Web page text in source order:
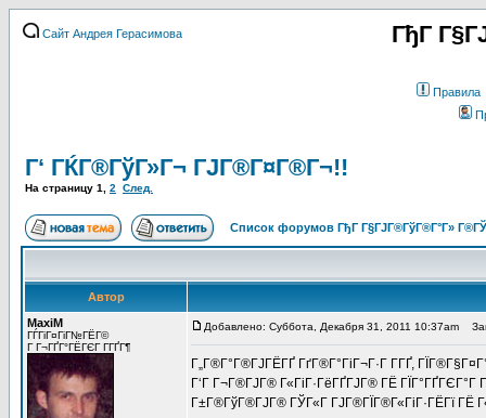
Сайт Андрея Герасимова ГђГ
Правила
Г‘ ГЌГ®ГўГ»Г¬ ГЈГ®Г¤Г®Г¬!!
На страницу 1 2 След.
Список форумов ГђГ Г§ГЈГ®ГўГ®Г°Г»
Автор
MaxiM
ГЃГіГ¤ГіГ№ГЁГ©
Г Г¬ГҐГ°ГЁГЄГ Г­ГҐГ¶
Добавлено: Суббота, Декабря 31, 2011 10:37am
Г„Г®Г°Г®ГЈГЁГҐ ГґГ®Г°ГіГ¬Г·Г Г­ГҐ,
Г‘Г Г¬Г®ГЈГ® Г«ГіГ·ГёГҐГЈГ® ГЁ ГЇГ°ГҐГЄГ°Г
Г±Г®ГўГ®ГЈГ® ГЎГ«Г ГЈГ®ГЇГ®Г«ГіГ·ГЁГї ГЁ